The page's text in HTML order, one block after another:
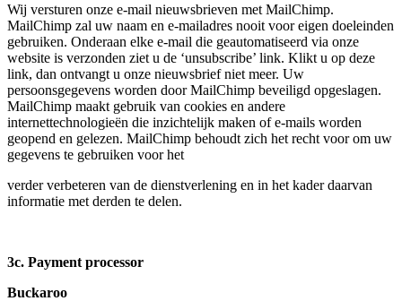
Wij versturen onze e-mail nieuwsbrieven met MailChimp.
MailChimp zal uw naam en e-mailadres nooit voor eigen doeleinden
gebruiken. Onderaan elke e-mail die geautomatiseerd via onze
website is verzonden ziet u de ‘unsubscribe’ link. Klikt u op deze
link, dan ontvangt u onze nieuwsbrief niet meer. Uw
persoonsgegevens worden door MailChimp beveiligd opgeslagen.
MailChimp maakt gebruik van cookies en andere
internettechnologieën die inzichtelijk maken of e-mails worden
geopend en gelezen. MailChimp behoudt zich het recht voor om uw
gegevens te gebruiken voor het
verder verbeteren van de dienstverlening en in het kader daarvan
informatie met derden te delen.
3c. Payment processor
Buckaroo